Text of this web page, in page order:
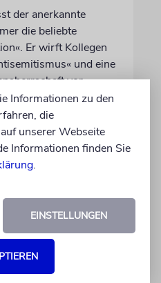
der anerkannte
die beliebte
Er wirft Kollegen
und eine
vor
Informationen zu den
die
unserer Webseite
Informationen finden Sie
.
EINSTELLUNGEN